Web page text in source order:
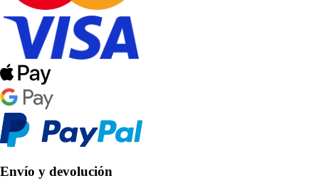
Envío y devolución